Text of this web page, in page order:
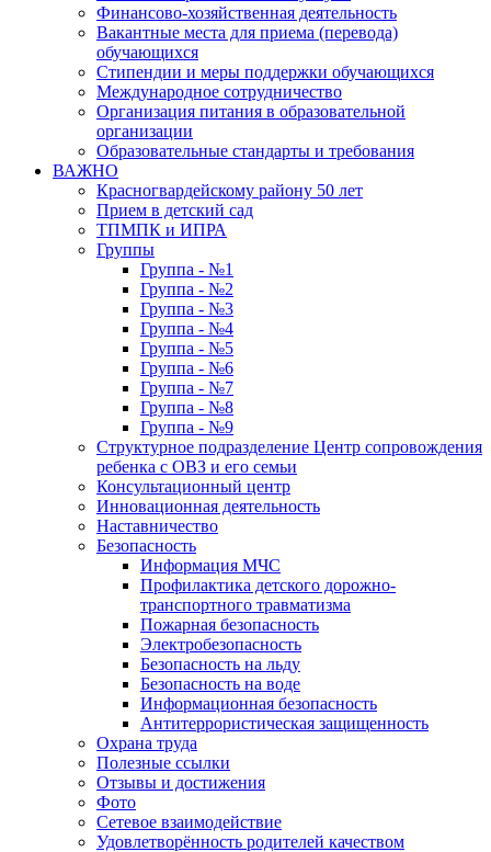
Финансово-хозяйственная деятельность
Вакантные места для приема (перевода)
обучающихся
Стипендии и меры поддержки обучающихся
Международное сотрудничество
Организация питания в образовательной
организации
Образовательные стандарты и требования
ВАЖНО
Красногвардейскому району 50 лет
Прием в детский сад
ТПМПК и ИПРА
Группы
Группа - №1
Группа - №2
Группа - №3
Группа - №4
Группа - №5
Группа - №6
Группа - №7
Группа - №8
Группа - №9
Структурное подразделение Центр сопровождения
ребенка с ОВЗ и его семьи
Консультационный центр
Инновационная деятельность
Наставничество
Безопасность
Информация МЧС
Профилактика детского дорожно-
транспортного травматизма
Пожарная безопасность
Электробезопасность
Безопасность на льду
Безопасность на воде
Информационная безопасность
Антитеррористическая защищенность
Охрана труда
Полезные ссылки
Отзывы и достижения
Фото
Сетевое взаимодействие
Удовлетворённость родителей качеством